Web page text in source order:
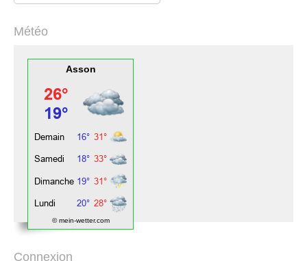
Météo
Asson
© mein-wetter.com
Connexion